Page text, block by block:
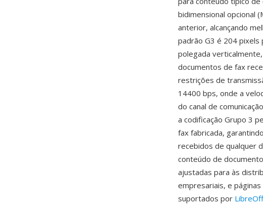
bidimensional opcional
anterior, alcançando
padrão G3 é 204
polegada
documentos de fax
restrições de
14400 bps, onde a
do canal de
a codificação Grupo 3
fax fabricada,
recebidos de qualquer
conteúdo de
ajustadas para às
empresariais, e
suportados por